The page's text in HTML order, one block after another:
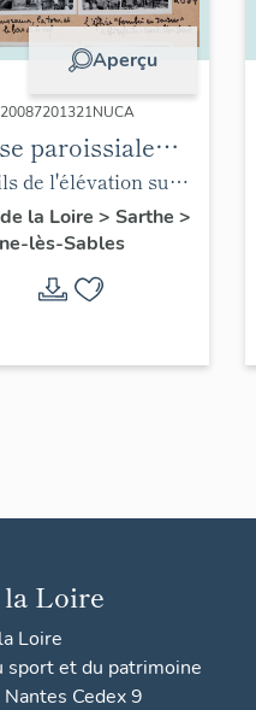
Aperçu
paroissiale
Denis de
de l'élévation sud
la Loire > Sarthe >
lès-Sables
la Loire
Loire
sport et du patrimoine
Cedex 9